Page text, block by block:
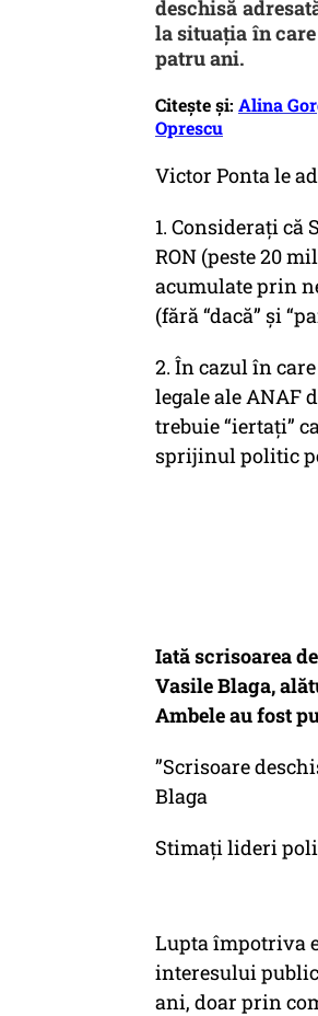
deschisă
la situația în
patru ani.
Citește și: Alina
Oprescu
Victor Ponta le
1. Considerați că
RON (peste 20
acumulate prin
(fără “dacă” și
2. În cazul în
legale ale ANAF
trebuie “iertați”
sprijinul politic
Iată scrisoarea
Vasile Blaga,
Ambele au fost
”Scrisoare
Blaga
Stimați lideri
Lupta împotriva
interesului
ani, doar prin